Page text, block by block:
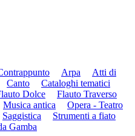
Arpa
Atti di
Canto
Cataloghi tematici
Dolce
Flauto Traverso
Musica antica
Opera - Teatro
Saggistica
Strumenti a fiato
Gamba